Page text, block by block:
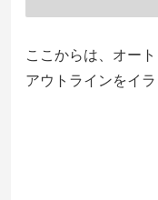
ここからは、オー
アウトラインをイ